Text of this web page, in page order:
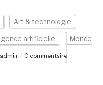
Art & technologie
artificielle Monde
admin 0 commentaire